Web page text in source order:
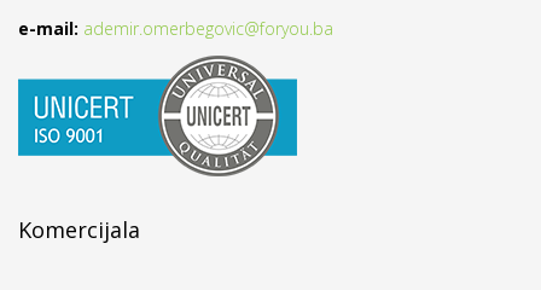
e-mail: ademir.omerbegovic@foryou.ba
Komercijala